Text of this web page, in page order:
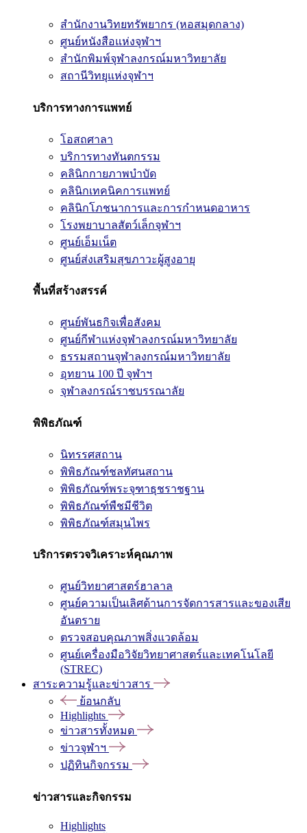
สำนักงานวิทยทรัพยากร (หอสมุดกลาง)
ศูนย์หนังสือแห่งจุฬาฯ
สำนักพิมพ์จุฬาลงกรณ์มหาวิทยาลัย
สถานีวิทยุแห่งจุฬาฯ
บริการทางการแพทย์
โอสถศาลา
บริการทางทันตกรรม
คลินิกกายภาพบำบัด
คลินิกเทคนิคการแพทย์
คลินิกโภชนาการและการกำหนดอาหาร
โรงพยาบาลสัตว์เล็กจุฬาฯ
ศูนย์เอ็มเน็ต
ศูนย์ส่งเสริมสุขภาวะผู้สูงอายุ
พื้นที่สร้างสรรค์
ศูนย์พันธกิจเพื่อสังคม
ศูนย์กีฬาแห่งจุฬาลงกรณ์มหาวิทยาลัย
ธรรมสถานจุฬาลงกรณ์มหาวิทยาลัย
อุทยาน 100 ปี จุฬาฯ
จุฬาลงกรณ์ราชบรรณาลัย
พิพิธภัณฑ์
นิทรรศสถาน
พิพิธภัณฑ์ชลทัศนสถาน
พิพิธภัณฑ์พระจุฑาธุชราชฐาน
พิพิธภัณฑ์พืชมีชีวิต
พิพิธภัณฑ์สมุนไพร
บริการตรวจวิเคราะห์คุณภาพ
ศูนย์วิทยาศาสตร์ฮาลาล
ศูนย์ความเป็นเลิศด้านการจัดการสารและของเสีย
อันตราย
ตรวจสอบคุณภาพสิ่งแวดล้อม
ศูนย์เครื่องมือวิจัยวิทยาศาสตร์และเทคโนโลยี
(STREC)
สาระความรู้และข่าวสาร
ย้อนกลับ
Highlights
ข่าวสารทั้งหมด
ข่าวจุฬาฯ
ปฏิทินกิจกรรม
ข่าวสารและกิจกรรม
Highlights